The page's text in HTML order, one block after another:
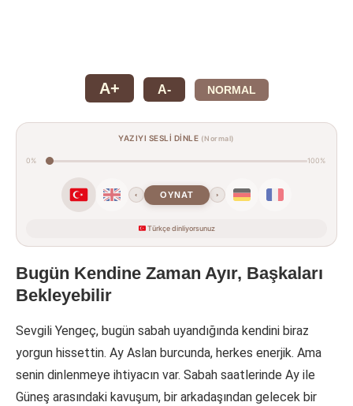
A+ A- NORMAL
YAZIYI SESLİ DİNLE (Normal)
0% 100%
‹ OYNAT ›
Türkçe dinliyorsunuz
Bugün Kendine Zaman Ayır, Başkaları
Bekleyebilir
Sevgili Yengeç, bugün sabah uyandığında kendini biraz
yorgun hissettin. Ay Aslan burcunda, herkes enerjik. Ama
senin dinlenmeye ihtiyacın var. Sabah saatlerinde Ay ile
Güneş arasındaki kavuşum, bir arkadaşından gelecek bir